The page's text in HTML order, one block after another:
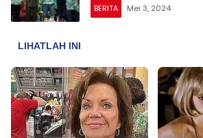
BERITA Mei 3, 2024